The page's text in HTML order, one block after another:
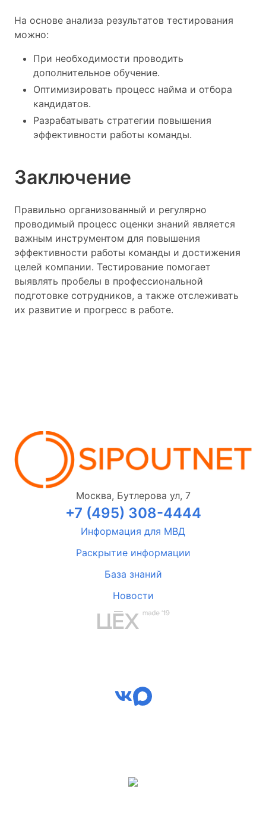
На основе анализа результатов тестирования
можно:
При необходимости проводить
дополнительное обучение.
Оптимизировать процесс найма и отбора
кандидатов.
Разрабатывать стратегии повышения
эффективности работы команды.
Заключение
Правильно организованный и регулярно
проводимый процесс оценки знаний является
важным инструментом для повышения
эффективности работы команды и достижения
целей компании. Тестирование помогает
выявлять пробелы в профессиональной
подготовке сотрудников, а также отслеживать
их развитие и прогресс в работе.
Москва, Бутлерова ул, 7
+7 (495) 308-4444
Информация для МВД
Раскрытие информации
База знаний
Новости